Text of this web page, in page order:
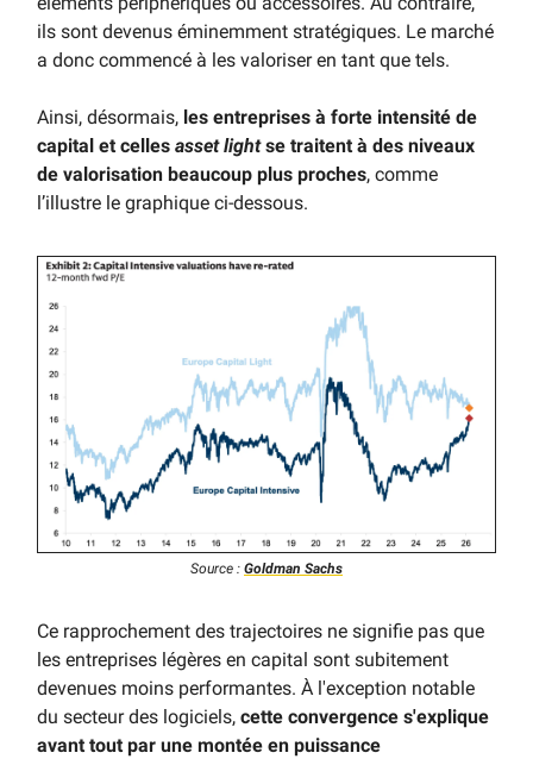
ils sont devenus éminemment stratégiques. Le marché
a donc commencé à les valoriser en tant que tels.
Ainsi, désormais, les entreprises à forte intensité de
capital et celles asset lightse traitent à des niveaux
de valorisation beaucoup plus proches, comme
l’illustre le graphique ci-dessous.
Source : Goldman Sachs
Ce rapprochement des trajectoires ne signifie pas que
les entreprises légères en capital sont subitement
devenues moins performantes. À l'exception notable
du secteur des logiciels, cette convergence s'explique
avant tout par une montée en puissance